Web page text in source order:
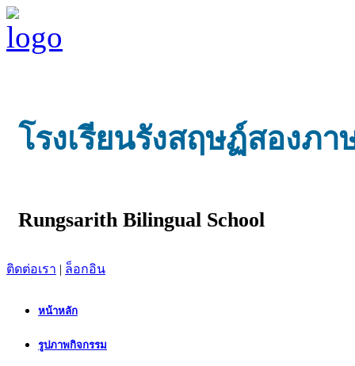
โรงเรียนรังสฤษฏ์สองภา
Rungsarith Bilingual School
ติดต่อเรา | ล็อกอิน
หน้าหลัก
รูปภาพกิจกรรม